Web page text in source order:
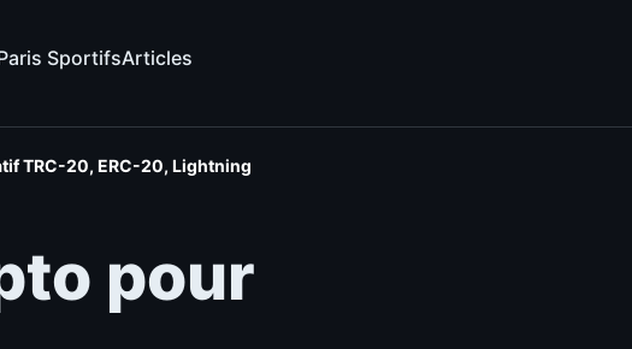
SportifsArticles
TRC-20, ERC-20, Lightning
pour